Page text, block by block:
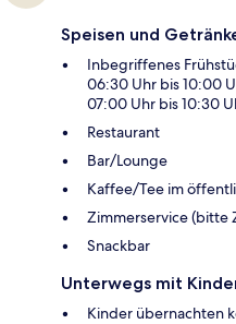
Speisen und
Inbegriffenes
06:30 Uhr bis 10:00
07:00 Uhr bis 10:30
Restaurant
Bar/Lounge
Kaffee/Tee im
Zimmerservice (bitte
Snackbar
Unterwegs mit
Kinder übernachten